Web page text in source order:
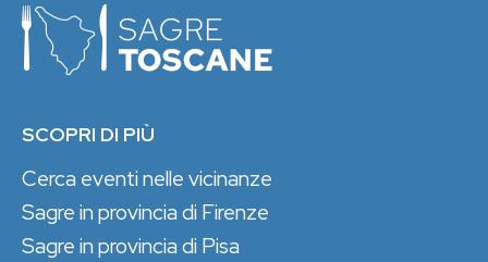
SCOPRI DI PIÙ
Cerca eventi nelle vicinanze
Sagre in provincia di Firenze
Sagre in provincia di Pisa